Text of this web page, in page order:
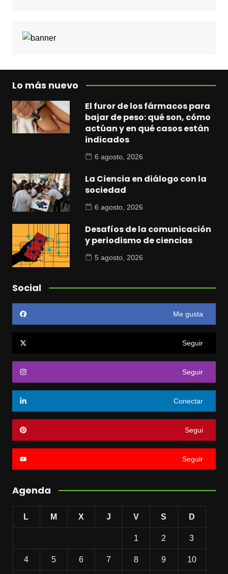
Lo más nuevo
El furor de los fármacos para
bajar de peso: qué son, cómo
actúan y en qué casos están
indicados
6 agosto, 2026
La Ciencia en diálogo con la
sociedad
6 agosto, 2026
Desafíos de la comunicación
y periodismo de ciencias
5 agosto, 2026
Social
Me gusta
Seguir
Seguir
Conectar
Segui
Seguir
Agenda
L M X J V S D
1 2 3
4 5 6 7 8 9 10